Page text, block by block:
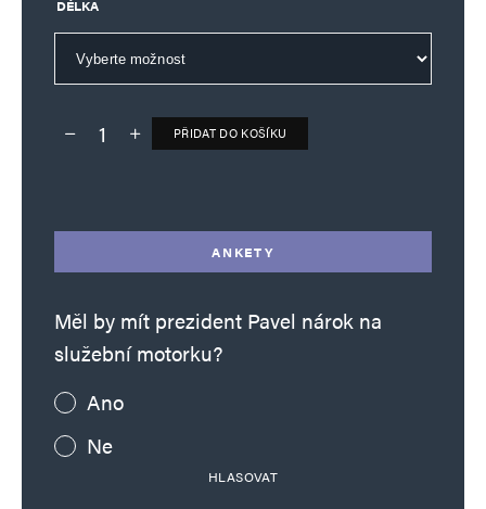
DÉLKA
Deník TO – verze bez reklam množství
PŘIDAT DO KOŠÍKU
ANKETY
Měl by mít prezident Pavel nárok na
služební motorku?
Ano
Ne
HLASOVAT